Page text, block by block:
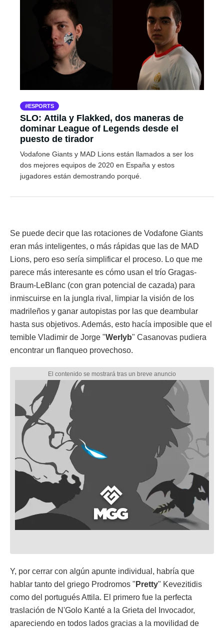
ESPORTS
SLO: Attila y Flakked, dos maneras de
dominar League of Legends desde el
puesto de tirador
Vodafone Giants y MAD Lions están llamados a ser los
dos mejores equipos de 2020 en España y estos
jugadores están demostrando porqué.
Se puede decir que las rotaciones de Vodafone Giants
eran más inteligentes, o más rápidas que las de MAD
Lions, pero eso sería simplificar el proceso. Lo que me
parece más interesante es cómo usan el trío Gragas-
Braum-LeBlanc (con gran potencial de cazada) para
inmiscuirse en la jungla rival, limpiar la visión de los
madrileños y ganar autopistas por las que deambular
hasta sus objetivos. Además, esto hacía imposible que el
temible Vladimir de Jorge "Werlyb" Casanovas pudiera
encontrar un flanqueo provechoso.
Y, por cerrar con algún apunte individual, habría que
hablar tanto del griego Prodromos " Pretty" Kevezitidis
como del portugués Attila. El primero fue la perfecta
traslación de N'Golo Kanté a la Grieta del Invocador,
apareciendo en todos lados gracias a la movilidad de